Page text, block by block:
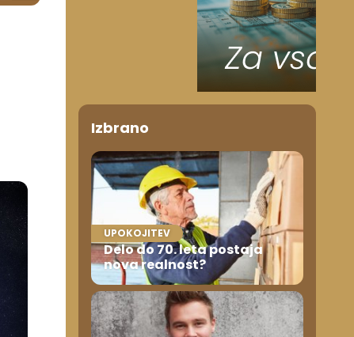
Izbrano
UPOKOJITEV
Delo do 70. leta postaja
nova realnost?